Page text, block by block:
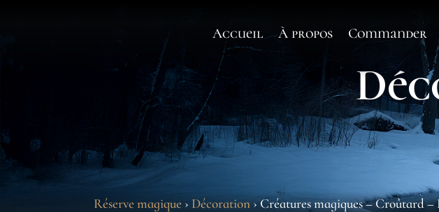
Accueil À propos Commander
Réserve magique › Décoration› Créatures magiques – Croûtard